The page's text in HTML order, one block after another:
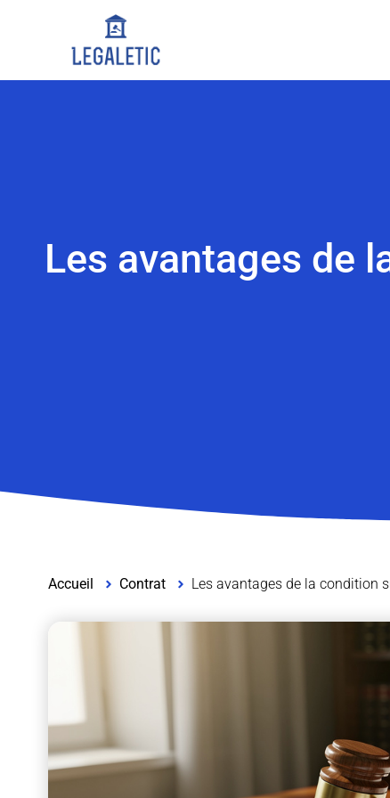
Les avantages de
Accueil Contrat Les avantages de la condition